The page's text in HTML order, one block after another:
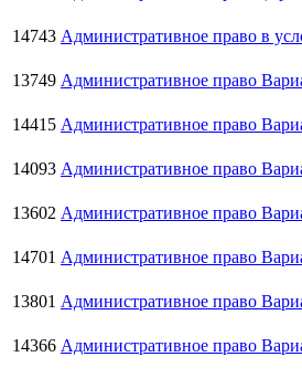
14743 Административное право в
13749 Административное право
14415 Административное право
14093 Административное право
13602 Административное право
14701 Административное право
13801 Административное право
14366 Административное право